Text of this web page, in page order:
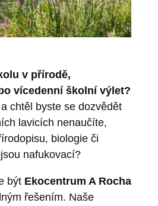
v přírodě,
vícedenní školní výlet?
chtěl byste se dozvědět
lavicích nenaučíte,
biologie či
nafukovací?
být Ekocentrum A Rocha
řešením. Naše